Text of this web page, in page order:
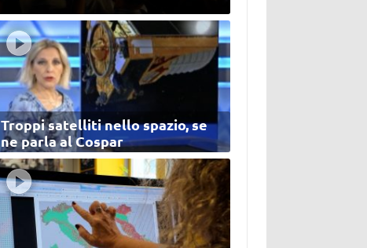
Troppi satelliti nello spazio, se
ne parla al Cospar